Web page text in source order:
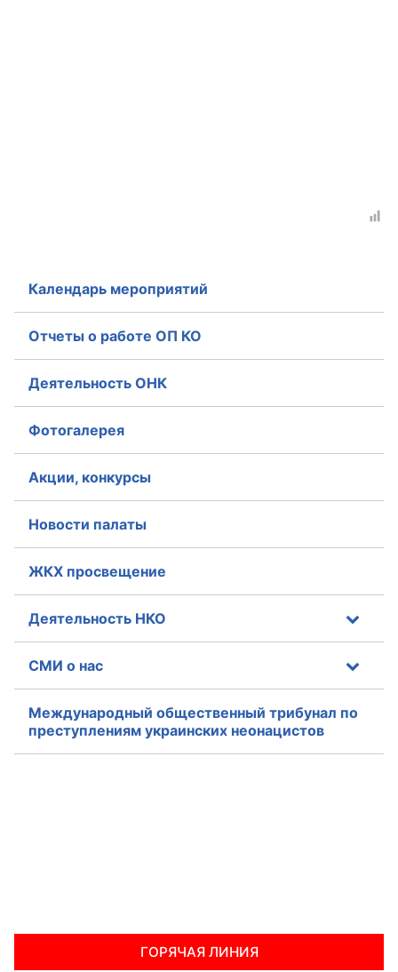
Календарь мероприятий
Отчеты о работе ОП КО
Деятельность ОНК
Фотогалерея
Акции, конкурсы
Новости палаты
ЖКХ просвещение
Деятельность НКО
СМИ о нас
Международный общественный трибунал по
преступлениям украинских неонацистов
ГОРЯЧАЯ ЛИНИЯ